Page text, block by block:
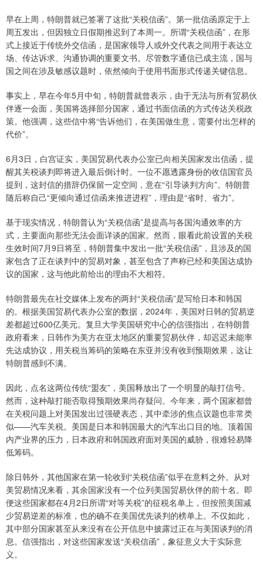
早在上周，特朗普就已签署了这批“关税信函”。第一批信函原定于上
周五发出，但因独立日假期推迟到了本周一。所谓“关税信函”，在形
式上接近于传统外交信函，是国家领导人或外交代表之间用于表达立
场、传达诉求、沟通协调的重要文书。尽管数字通信已成主流，国与
国之间在涉及敏感议题时，依然倾向于使用书面形式传递关键信息。
事实上，早在今年5月中旬，特朗普就曾表示，由于无法与所有贸易伙
伴逐一会面，美国将选择部分国家，通过书面信函的方式传达关税政
策。他强调，这些信中将“告诉他们，在美国做生意，需要付出怎样的
代价”。
6月3日，白宫证实，美国贸易代表办公室已向相关国家发出信函，提
醒其关税谈判即将进入最后倒计时。一位不愿透露身份的收信国官员
提到，这封信的措辞仍保留一定空间，意在“引导谈判方向”。特朗普
随后称自己“更倾向通过信函来推进进程”，理由是“省时、省力”。
基于现实情况，特朗普认为“关税信函”是提高与各国沟通效率的方
式，主要面向那些无法会面详谈的国家。然而，眼看此前设置的关税
生效时间7月9日将至，特朗普集中发出一批“关税信函”，且涉及的国
家包含了正在谈判中的贸易对象，甚至包含了声称已经和美国达成协
议的国家，这与他此前给出的理由不大相符。
特朗普最先在社交媒体上发布的两封“关税信函”是写给日本和韩国
的。根据美国贸易代表办公室的数据，2024年，美国对日韩的贸易逆
差都超过600亿美元。复旦大学美国研究中心的信强指出，在特朗普
政府看来，日韩作为美方在亚太地区的重要贸易伙伴，却迟迟未能率
先达成协议，用关税当筹码的策略在东亚并没有收到预期效果，这让
特朗普感到不满。
因此，点名这两位传统“盟友”，美国释放出了一个明显的敲打信号。
然而，这种敲打能否取得预期效果尚存疑问。今年来，两个国家都曾
在关税问题上对美国发出过强硬表态，其中牵涉的焦点议题也非常类
似——汽车关税。美国是日本和韩国最大的汽车出口目的地。顶着国
内产业界的压力，日本政府和韩国政府面对美国的威胁，很难轻易降
低筹码。
除日韩外，其他国家在第一轮收到“关税信函”似乎在意料之外。从对
美贸易情况来看，其余国家没有一个位列美国贸易伙伴的前十名。即
便这些国家都在4月2日所谓“对等关税”的征税名单上，但按照美国减
少贸易逆差的标准，也的确不在美国优先谈判的榜单上。不仅如此，
其中部分国家甚至从来没有在公开信息中披露过正在与美国谈判的消
息。信强指出，对这些国家发送“关税信函”，象征意义大于实际意
义。